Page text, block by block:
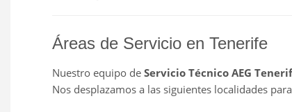
Áreas de Servicio en Tenerife
Nuestro equipo de Servicio Técnico AEG
Nos desplazamos a las siguientes localidades